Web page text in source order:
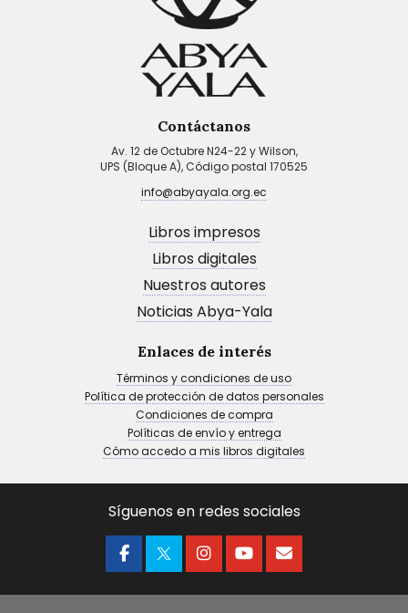
Contáctanos
Av. 12 de Octubre N24-22 y Wilson,
UPS (Bloque A), Código postal 170525
info@abyayala.org.ec
Libros impresos
Libros digitales
Nuestros autores
Noticias Abya-Yala
Enlaces de interés
Términos y condiciones de uso
Política de protección de datos personales
Condiciones de compra
Políticas de envío y entrega
Cómo accedo a mis libros digitales
Síguenos en redes sociales